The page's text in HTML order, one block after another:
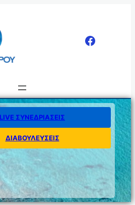
LIVE ΣΥΝΕΔΡΙΑΣΕΙΣ
ΔΙΑΒΟΥΛΕΥΣΕΙΣ